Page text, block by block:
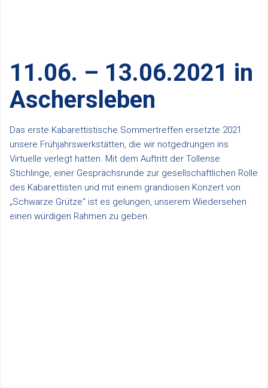
11.06. – 13.06.2021 in
Aschersleben
Das erste Kabarettistische Sommertreffen ersetzte 2021
unsere Frühjahrswerkstätten, die wir notgedrungen ins
Virtuelle verlegt hatten. Mit dem Auftritt der Tollense
Stichlinge, einer Gesprächsrunde zur gesellschaftlichen Rolle
des Kabarettisten und mit einem grandiosen Konzert von
„Schwarze Grütze“ ist es gelungen, unserem Wiedersehen
einen würdigen Rahmen zu geben.